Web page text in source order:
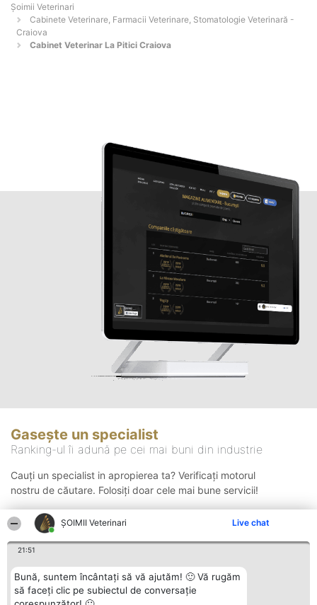
ȘOIMII Veterinari Live chat
21:51
Bună, suntem încântați să vă ajutăm! 🙂 Vă rugăm
să faceți clic pe subiectul de conversație
Șoimii Veterinari
Cabinete Veterinare, Farmacii Veterinare, Stomatologie Veterinară -
Craiova
Cabinet Veterinar La Pitici Craiova
Gasește un specialist
Ranking-ul îi adună pe cei mai buni din industrie
Cauți un specialist in apropierea ta? Verificați motorul
nostru de căutare. Folosiți doar cele mai bune servicii!